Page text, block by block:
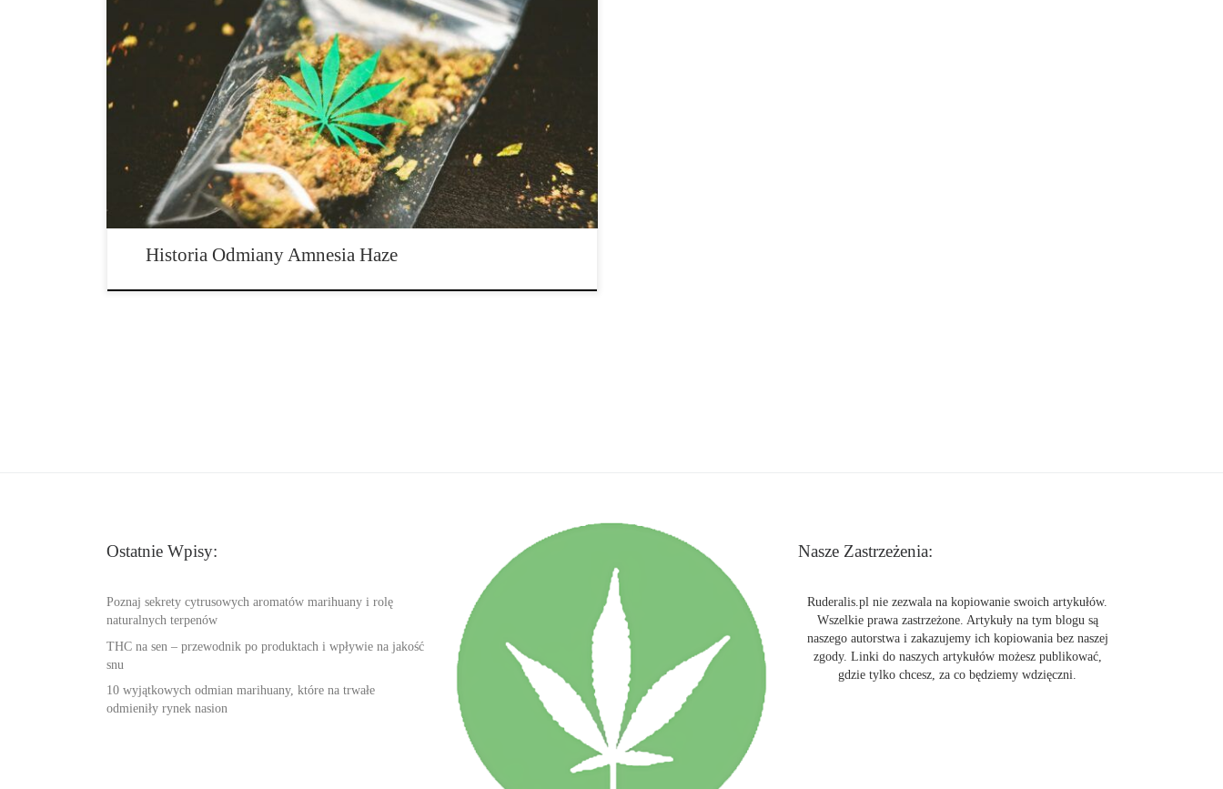
Ta hybryda z dominacją Sativy osiągnęła status legendy i została nawet wymieniona
jako jedna z 25 najlepszych odmian wszechczasów. Jej euforyczne działanie
doprowadziło do wygrania wielu nagród Cannabis Cups, a jej ogromna popularność
sprawiła, że była znana we wszystkich kawiarniach w Amsterdamie. 1. Historia odmiany
Amnesia Haze. Podobnie jak prawie […]
Historia Odmiany Amnesia Haze
Ostatnie Wpisy:
Poznaj sekrety cytrusowych aromatów marihuany i rolę
naturalnych terpenów
THC na sen – przewodnik po produktach i wpływie na jakość
snu
10 wyjątkowych odmian marihuany, które na trwałe
odmieniły rynek nasion
Nasze Zastrzeżenia:
Ruderalis.pl nie zezwala na kopiowanie swoich artykułów.
Wszelkie prawa zastrzeżone. Artykuły na tym blogu są
naszego autorstwa i zakazujemy ich kopiowania bez naszej
zgody. Linki do naszych artykułów możesz publikować,
gdzie tylko chcesz, za co będziemy wdzięczni.